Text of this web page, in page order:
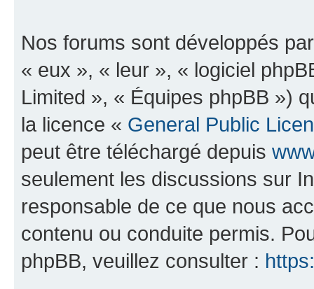
Nos forums sont développés
« eux », « leur », « logiciel
Limited », « Équipes phpBB »)
la licence « General Public
peut être téléchargé depuis
seulement les discussions sur
responsable de ce que nous
contenu ou conduite permis.
phpBB, veuillez consulter :